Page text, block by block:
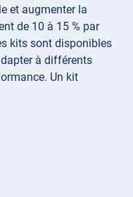
et augmenter la
de 10 à 15 % par
kits sont disponibles
à différents
Un kit